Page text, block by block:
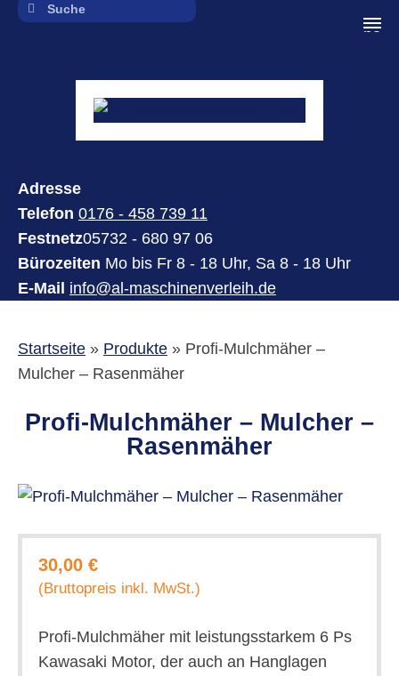
Adresse
Telefon 0176 - 458 739 11
Festnetz05732 - 680 97 06
Bürozeiten Mo bis Fr 8 - 18 Uhr, Sa 8 - 18 Uhr
E-Mail info@al-maschinenverleih.de
Startseite» Produkte» Profi-Mulchmäher –
Mulcher – Rasenmäher
Profi-Mulchmäher – Mulcher –
Rasenmäher
30,00 €
(Bruttopreis inkl. MwSt.)
Profi-Mulchmäher mit leistungsstarkem 6 Ps
Kawasaki Motor, der auch an Hanglagen